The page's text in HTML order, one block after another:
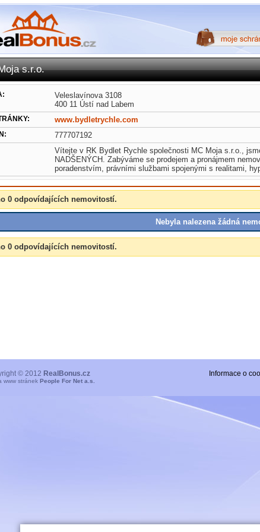
s.r.o.
Veleslavínova 3108
400 11 Ústí nad Labem
www.bydletrychle.com
777707192
Vítejte v RK Bydlet Rychle společnosti MC Moja s.r.o.,
NADŠENÝCH. Zabýváme se prodejem a pronájmem
poradenstvím, právními službami spojenými s realitami,
0 odpovídajících nemovitostí.
Nebyla nalezena žádná
0 odpovídajících nemovitostí.
Informace o
© 2012 RealBonus.cz
www stránek People For Net a.s.